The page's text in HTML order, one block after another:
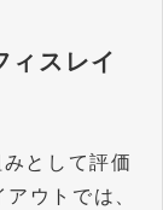
ィスレイ
として評価
ウトでは、